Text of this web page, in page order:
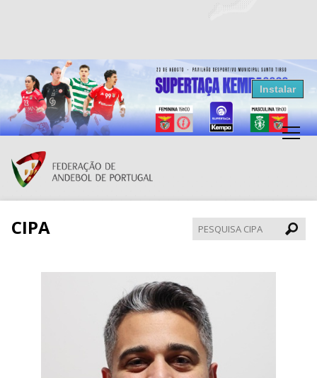
Resultados Andebol
Federação de Andebol de Portugal
Grátis - Disponivel na Play Store
Instalar
CIPA
CIPA